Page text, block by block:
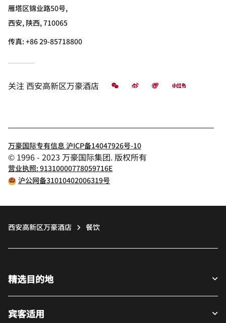
雁塔区锦业路50号,
西安, 陕西, 710065
传真:+86 29-85718800
关注 西安高新区万豪酒店 微信 微博 飞猪 小红书
万豪国际专有信息 沪ICP备14047926号-10
© 1996 - 2023 万豪国际集团. 版权所有
营业执照: 91310000778059716E
沪公网备31010402006319号
西安高新区万豪酒店 餐饮
精选目的地
宾客适用